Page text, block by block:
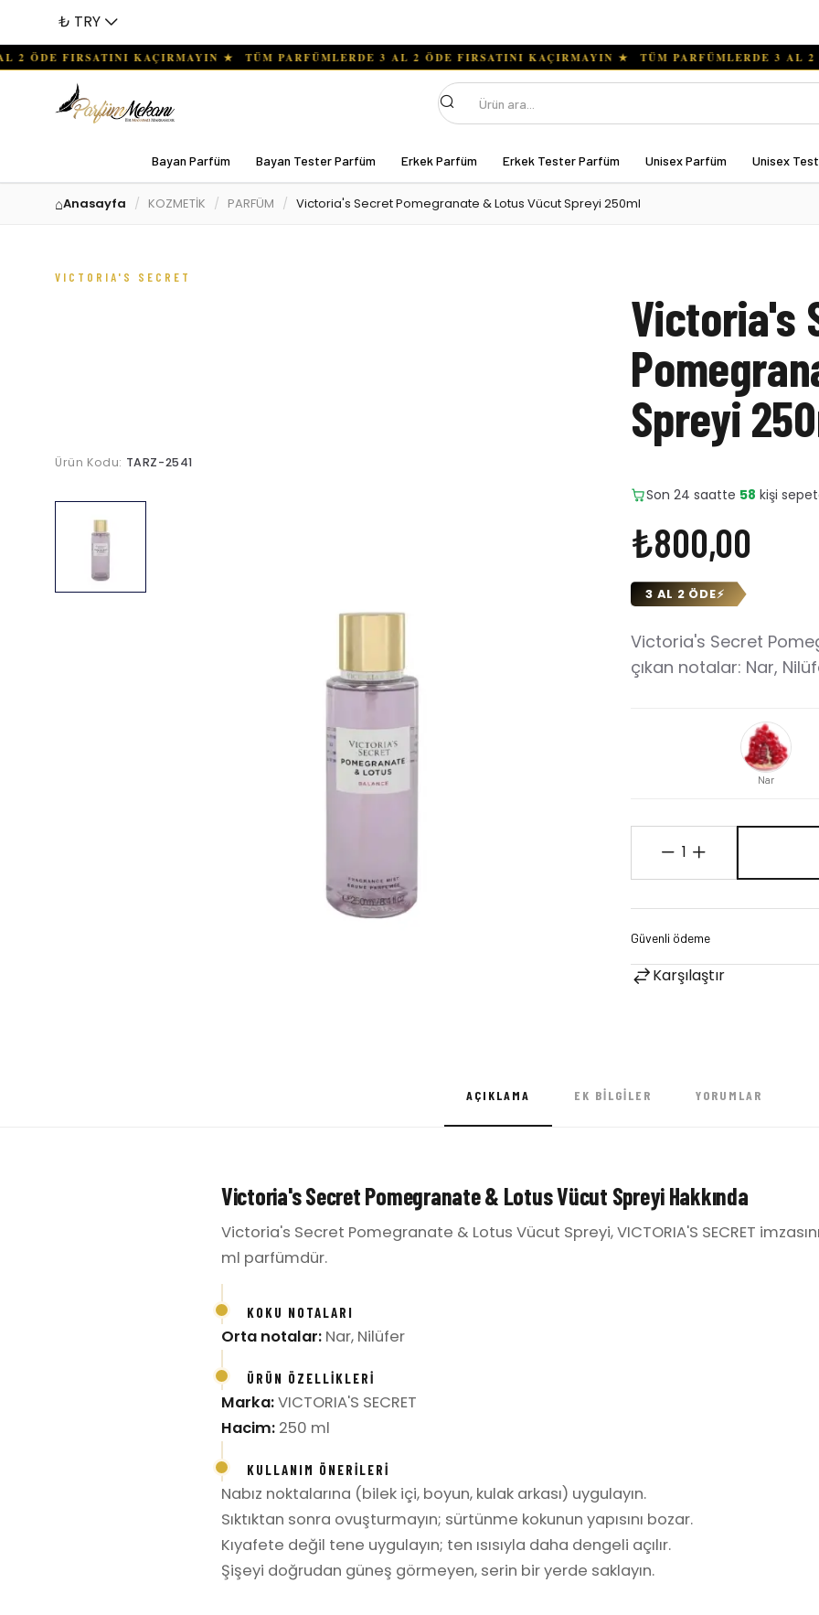
₺ TRY
Bayan Parfüm Bayan Tester Parfüm Erkek Parfüm Erkek Tester Parfüm Unisex Parfüm Unisex
Ara
Anasayfa KOZMETİK PARFÜM Victoria's Secret Pomegranate & Lotus Vücut Spreyi 250ml
VICTORIA'S SECRET
Victoria's
Spreyi
Ürün Kodu: TARZ-2541
Son 24 saatte 13adet
₺800,00
3 AL 2 ÖDE⚡
Victoria's Secret
çıkan notalar: Nar,
Nar
1
Karşılaştır
AÇIKLAMA EK BILGILER YORUMLAR
Victoria's Secret Pomegranate & Lotus Vücut Spreyi Hakkında
Victoria's Secret Pomegranate & Lotus Vücut Spreyi, VICTORIA'S SECRET
ml parfümdür.
KOKU NOTALARI
Orta notalar: Nar, Nilüfer
ÜRÜN ÖZELLIKLERI
Marka:VICTORIA'S SECRET
Hacim: 250 ml
KULLANIM ÖNERILERI
Nabız noktalarına (bilek içi, boyun, kulak arkası) uygulayın.
Sıktıktan sonra ovuşturmayın; sürtünme kokunun yapısını bozar.
Kıyafete değil tene uygulayın; ten ısısıyla daha dengeli açılır.
Şişeyi doğrudan güneş görmeyen, serin bir yerde saklayın.